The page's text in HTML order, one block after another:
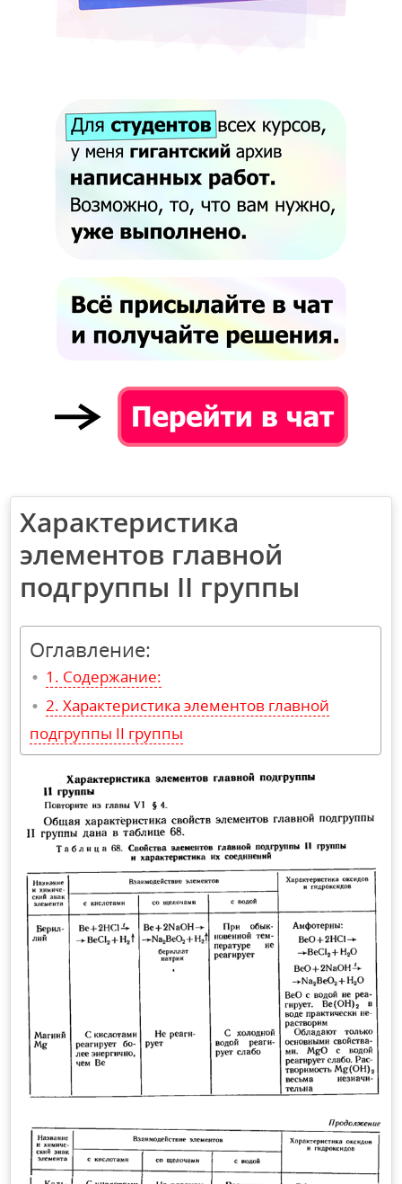
Характеристика
элементов главной
подгруппы II группы
Оглавление:
Содержание:
Характеристика элементов главной
подгруппы II группы